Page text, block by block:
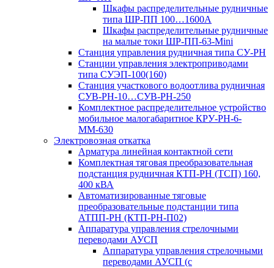
Шкафы распределительные рудничные
типа ШР-ПП 100…1600А
Шкафы распределительные рудничные
на малые токи ШР-ПП-63-Mini
Станция управления рудничная типа СУ-РН
Станции управления электроприводами
типа СУЭП-100(160)
Станция участкового водоотлива рудничная
СУВ-РН-10…СУВ-РН-250
Комплектное распределительное устройство
мобильное малогабаритное КРУ-РН-6-
ММ-630
Электровозная откатка
Арматура линейная контактной сети
Комплектная тяговая преобразовательная
подстанция рудничная КТП-РН (ТСП) 160,
400 кВА
Автоматизированные тяговые
преобразовательные подстанции типа
АТПП-РН (КТП-РН-П02)
Аппаратура управления стрелочными
переводами АУСП
Аппаратура управления стрелочными
переводами АУСП (с